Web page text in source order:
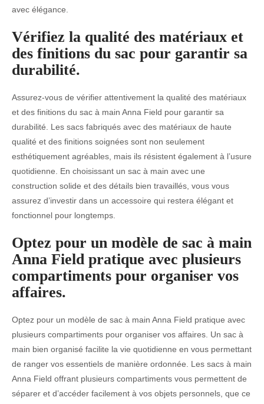
avec élégance.
Vérifiez la qualité des matériaux et
des finitions du sac pour garantir sa
durabilité.
Assurez-vous de vérifier attentivement la qualité des matériaux
et des finitions du sac à main Anna Field pour garantir sa
durabilité. Les sacs fabriqués avec des matériaux de haute
qualité et des finitions soignées sont non seulement
esthétiquement agréables, mais ils résistent également à l’usure
quotidienne. En choisissant un sac à main avec une
construction solide et des détails bien travaillés, vous vous
assurez d’investir dans un accessoire qui restera élégant et
fonctionnel pour longtemps.
Optez pour un modèle de sac à main
Anna Field pratique avec plusieurs
compartiments pour organiser vos
affaires.
Optez pour un modèle de sac à main Anna Field pratique avec
plusieurs compartiments pour organiser vos affaires. Un sac à
main bien organisé facilite la vie quotidienne en vous permettant
de ranger vos essentiels de manière ordonnée. Les sacs à main
Anna Field offrant plusieurs compartiments vous permettent de
séparer et d’accéder facilement à vos objets personnels, que ce